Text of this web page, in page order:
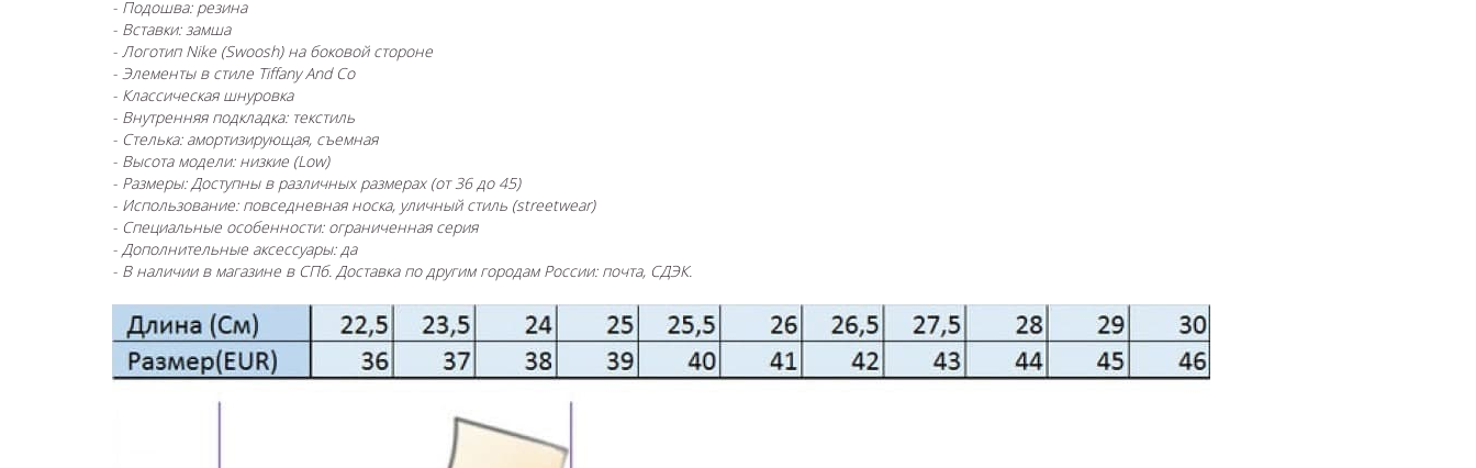
- Подошва: резина
- Вставки: замша
- Логотип Nike (Swoosh) на боковой стороне
- Элементы в стиле Tiffany And Co
- Классическая шнуровка
- Внутренняя подкладка: текстиль
- Стелька: амортизирующая, съемная
- Высота модели: низкие (Low)
- Размеры: Доступны в различных размерах (от 36 до 45)
- Использование: повседневная носка, уличный стиль (streetwear)
- Специальные особенности: ограниченная серия
- Дополнительные аксессуары: да
- В наличии в магазине в СПб. Доставка по другим городам России: почта, СДЭК.